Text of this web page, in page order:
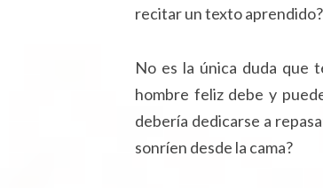
recitar un texto aprendido?
No es la única duda que
hombre feliz debe y
debería dedicarse a
sonríen desde la cama?